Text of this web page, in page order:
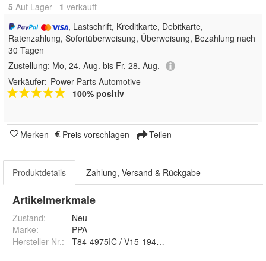
5 Auf Lager 1 verkauft
, Lastschrift, Kreditkarte, Debitkarte,
Ratenzahlung, Sofortüberweisung, Überweisung, Bezahlung nach
30 Tagen
Zustellung: Mo, 24. Aug. bis Fr, 28. Aug.
Verkäufer: Power Parts Automotive
100% positiv
Merken Preis vorschlagen Teilen
Produktdetails Zahlung, Versand & Rückgabe
Artikelmerkmale
Zustand:
Neu
Marke:
PPA
Hersteller Nr.:
T84-4975IC / V15-194974